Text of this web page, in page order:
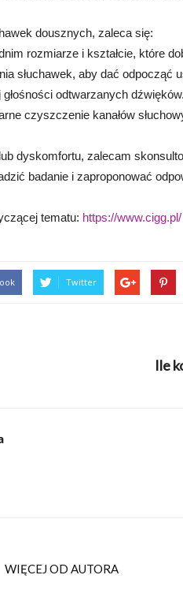
dousznych, zaleca się:
rozmiarze i kształcie, które
słuchawek, aby dać odpocząć
odtwarzanych dźwięków.
czyszczenie kanałów
dyskomfortu, zalecam
badanie i zaproponować
tematu: https://www.cigg.pl/
Twitter
Ile
WIĘCEJ OD AUTORA